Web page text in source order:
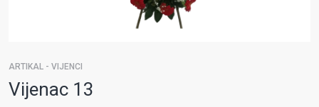
ARTIKAL - VIJENCI
Vijenac 13